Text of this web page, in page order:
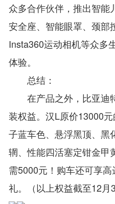
众多合作伙伴，推出智能
安全座、智能眼罩、颈部
Insta360运动相机等众多
体验。
总结：
在产品之外，比亚迪
装权益。汉L原价13000
子蓝车色、悬浮黑顶、黑
辋、性能四活塞定钳金甲
需5000元！购车还可享
礼。（以上权益截至12月